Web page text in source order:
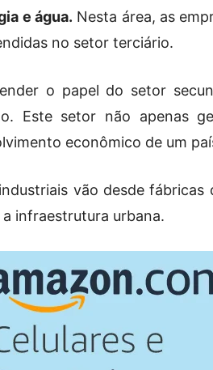
e água. Nesta área, as
no setor terciário.
o papel do setor
Este setor não apenas
econômico de um
vão desde
a infraestrutura urbana.